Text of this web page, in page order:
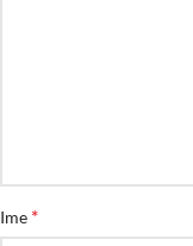
Ime *